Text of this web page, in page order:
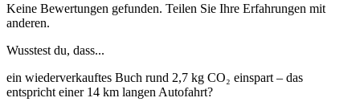
Keine Bewertungen gefunden. Teilen Sie Ihre Erfahrungen mit
anderen.
Wusstest du, dass...
ein wiederverkauftes Buch rund 2,7 kg CO₂ einspart – das
entspricht einer 14 km langen Autofahrt?